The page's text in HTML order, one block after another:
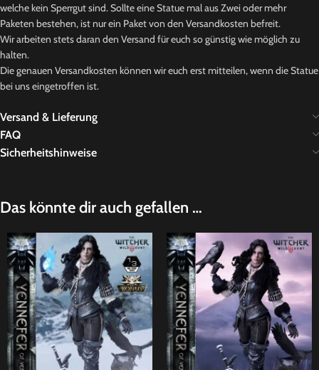
welche kein Sperrgut sind. Sollte eine Statue mal aus Zwei oder mehr
Paketen bestehen, ist nur ein Paket von den Versandkosten befreit.
Wir arbeiten stets daran den Versand für euch so günstig wie möglich zu
halten.
Die genauen Versandkosten können wir euch erst mitteilen, wenn die Statue
bei uns eingetroffen ist.
Versand & Lieferung
FAQ
Sicherheitshinweise
Das könnte dir auch gefallen …